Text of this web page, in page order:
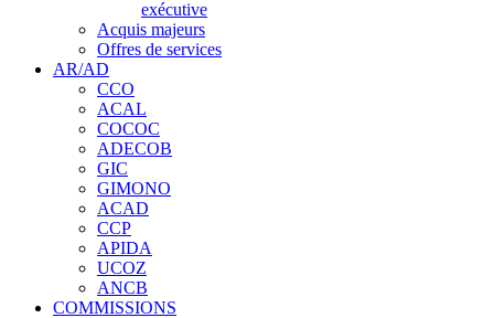
exécutive
Acquis majeurs
Offres de services
AR/AD
CCO
ACAL
COCOC
ADECOB
GIC
GIMONO
ACAD
CCP
APIDA
UCOZ
ANCB
COMMISSIONS